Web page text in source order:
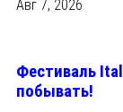
Авг 7, 2026
Фестиваль
побывать!